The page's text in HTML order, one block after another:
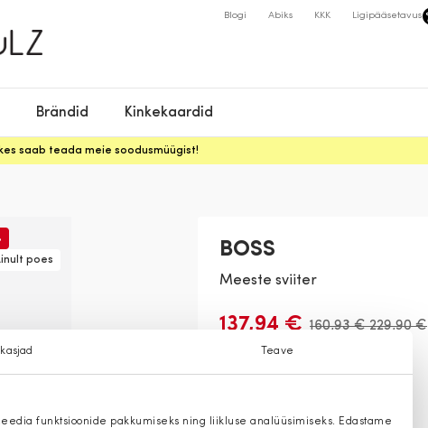
Teave
funktsioonide pakkumiseks ning liikluse analüüsimiseks. Edastame
Blogi Abiks KKK Ligipääsetavus
Brändid Kinkekaardid
saab teada meie soodusmüügist!
poes
BOSS
Meeste sviiter
137,94 € 160,93 €229,90 €